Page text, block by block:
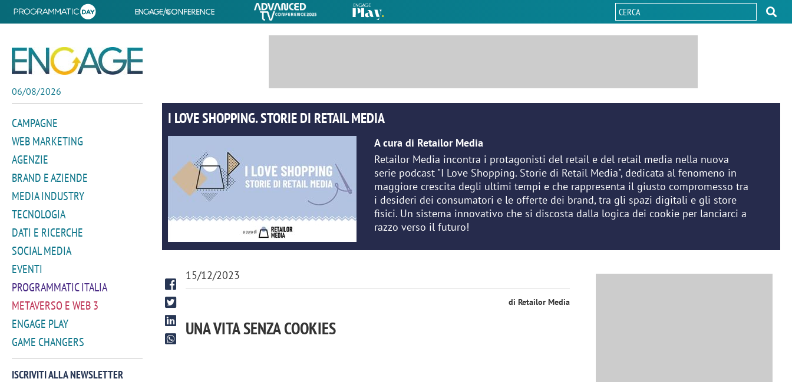
06/08/2026
CAMPAGNE
WEB MARKETING
AGENZIE
BRAND E AZIENDE
MEDIA INDUSTRY
TECNOLOGIA
DATI E RICERCHE
SOCIAL MEDIA
EVENTI
PROGRAMMATIC ITALIA
METAVERSO E WEB 3
ENGAGE PLAY
GAME CHANGERS
ISCRIVITI ALLA NEWSLETTER
I LOVE SHOPPING. STORIE DI RETAIL MEDIA
A cura di Retailor Media
Retailor Media incontra i protagonisti del retail e del retail media nella nuova
serie podcast "I Love Shopping. Storie di Retail Media", dedicata al fenomeno in
maggiore crescita degli ultimi tempi e che rappresenta il giusto compromesso tra
i desideri dei consumatori e le offerte dei brand, tra gli spazi digitali e gli store
fisici. Un sistema innovativo che si discosta dalla logica dei cookie per lanciarci a
razzo verso il futuro!
15/12/2023
di Retailor Media
UNA VITA SENZA COOKIES